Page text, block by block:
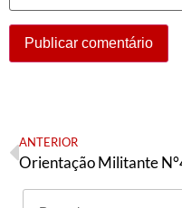
ANTERIOR